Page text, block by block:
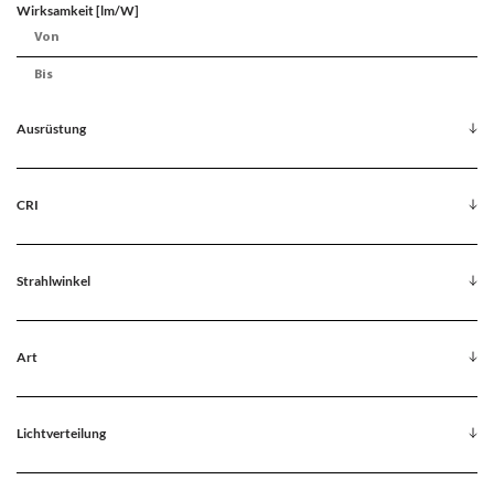
Wirksamkeit [lm/W]
Ausrüstung
CRI
Strahlwinkel
Art
Lichtverteilung